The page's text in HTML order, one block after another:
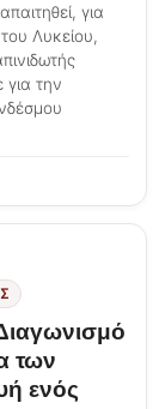
για
Λυκείου,
την
των
ενός